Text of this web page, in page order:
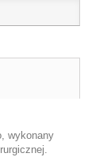
wykonany